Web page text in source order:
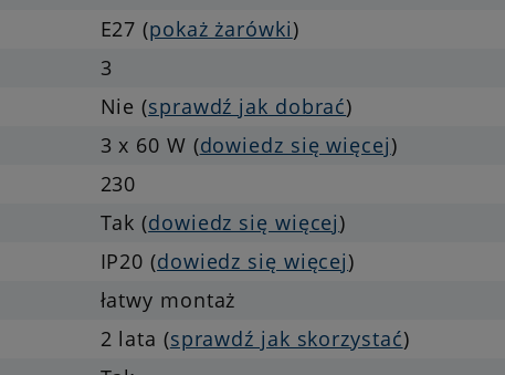
E27 (pokaż żarówki)
3
Nie (sprawdź jak dobrać)
3 x 60 W (dowiedz się więcej)
230
Tak (dowiedz się więcej)
IP20 (dowiedz się więcej)
łatwy montaż
2 lata (sprawdź jak skorzystać)